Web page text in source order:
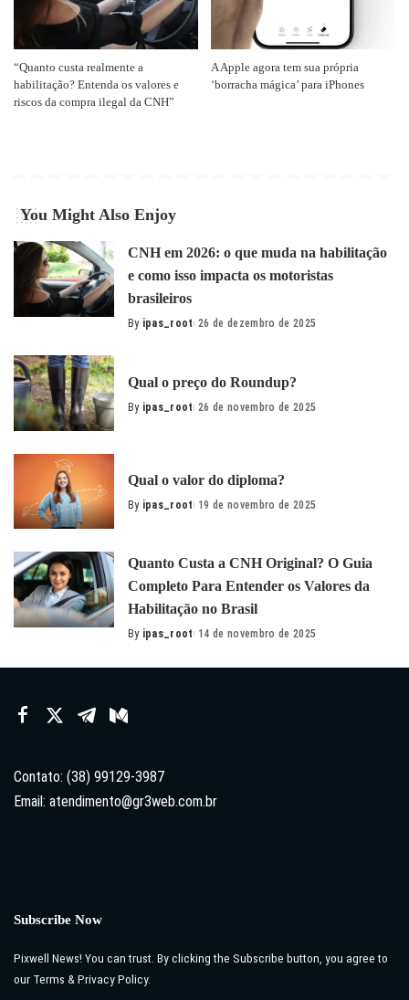
“Quanto custa realmente a
habilitação? Entenda os valores e
riscos da compra ilegal da CNH”
A Apple agora tem sua própria
‘borracha mágica’ para iPhones
You Might Also Enjoy
CNH em 2026: o que muda na habilitação
e como isso impacta os motoristas
brasileiros
Posted
By ipas_root 26 de dezembro de 2025
Qual o preço do Roundup?
Posted
By ipas_root 26 de novembro de 2025
Qual o valor do diploma?
Posted
By ipas_root 19 de novembro de 2025
Quanto Custa a CNH Original? O Guia
Completo Para Entender os Valores da
Habilitação no Brasil
Posted
By ipas_root 14 de novembro de 2025
Contato: (38) 99129-3987
Email: atendimento@gr3web.com.br
Subscribe Now
Pixwell News! You can trust. By clicking the Subscribe button, you agree to
our Terms & Privacy Policy.